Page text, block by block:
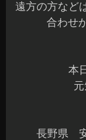
遠方の方など
合わせ
本
長野県